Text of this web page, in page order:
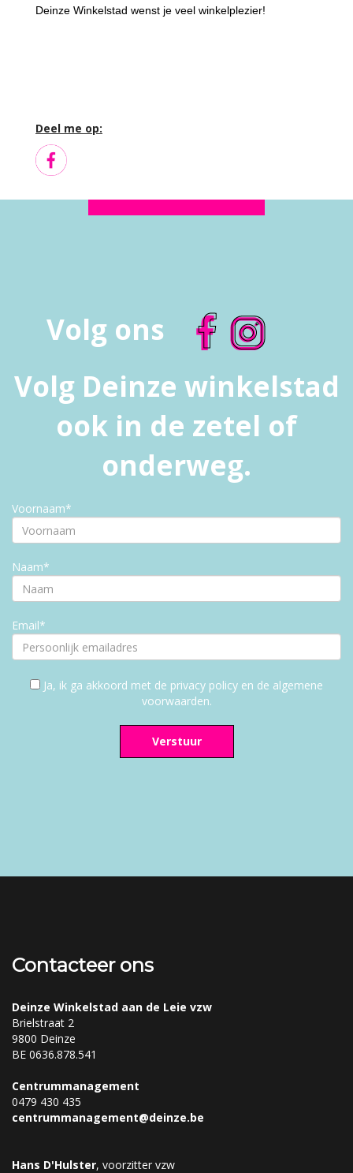
Deinze Winkelstad wenst je veel winkelplezier!
Deel me op:
Volg ons
Volg Deinze winkelstad
ook in de zetel of
onderweg.
Voornaam*
Naam*
Email*
Ja, ik ga akkoord met de privacy policy en de algemene
voorwaarden.
Verstuur
Contacteer ons
Deinze Winkelstad aan de Leie vzw
Brielstraat 2
9800 Deinze
BE 0636.878.541
Centrummanagement
0479 430 435
centrummanagement@deinze.be
Hans D'Hulster, voorzitter vzw